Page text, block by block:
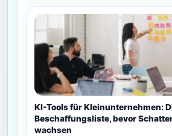
KI-Tools für Kleinunternehmen:
Beschaffungsliste, bevor
wachsen